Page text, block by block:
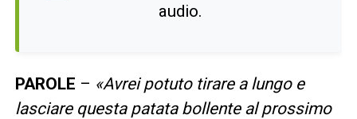
audio.
PAROLE – «Avrei potuto tirare a lungo e
lasciare questa patata bollente al prossimo